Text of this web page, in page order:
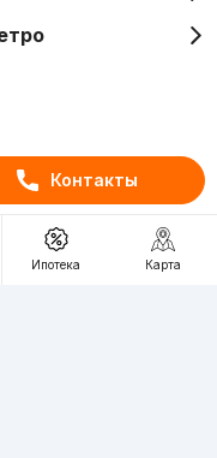
Контакты
Ипотека Карта